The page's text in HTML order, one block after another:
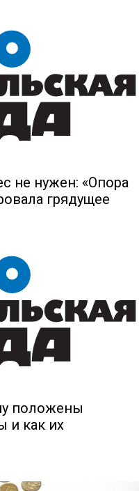
не нужен: «Опора
грядущее
положены
и как их